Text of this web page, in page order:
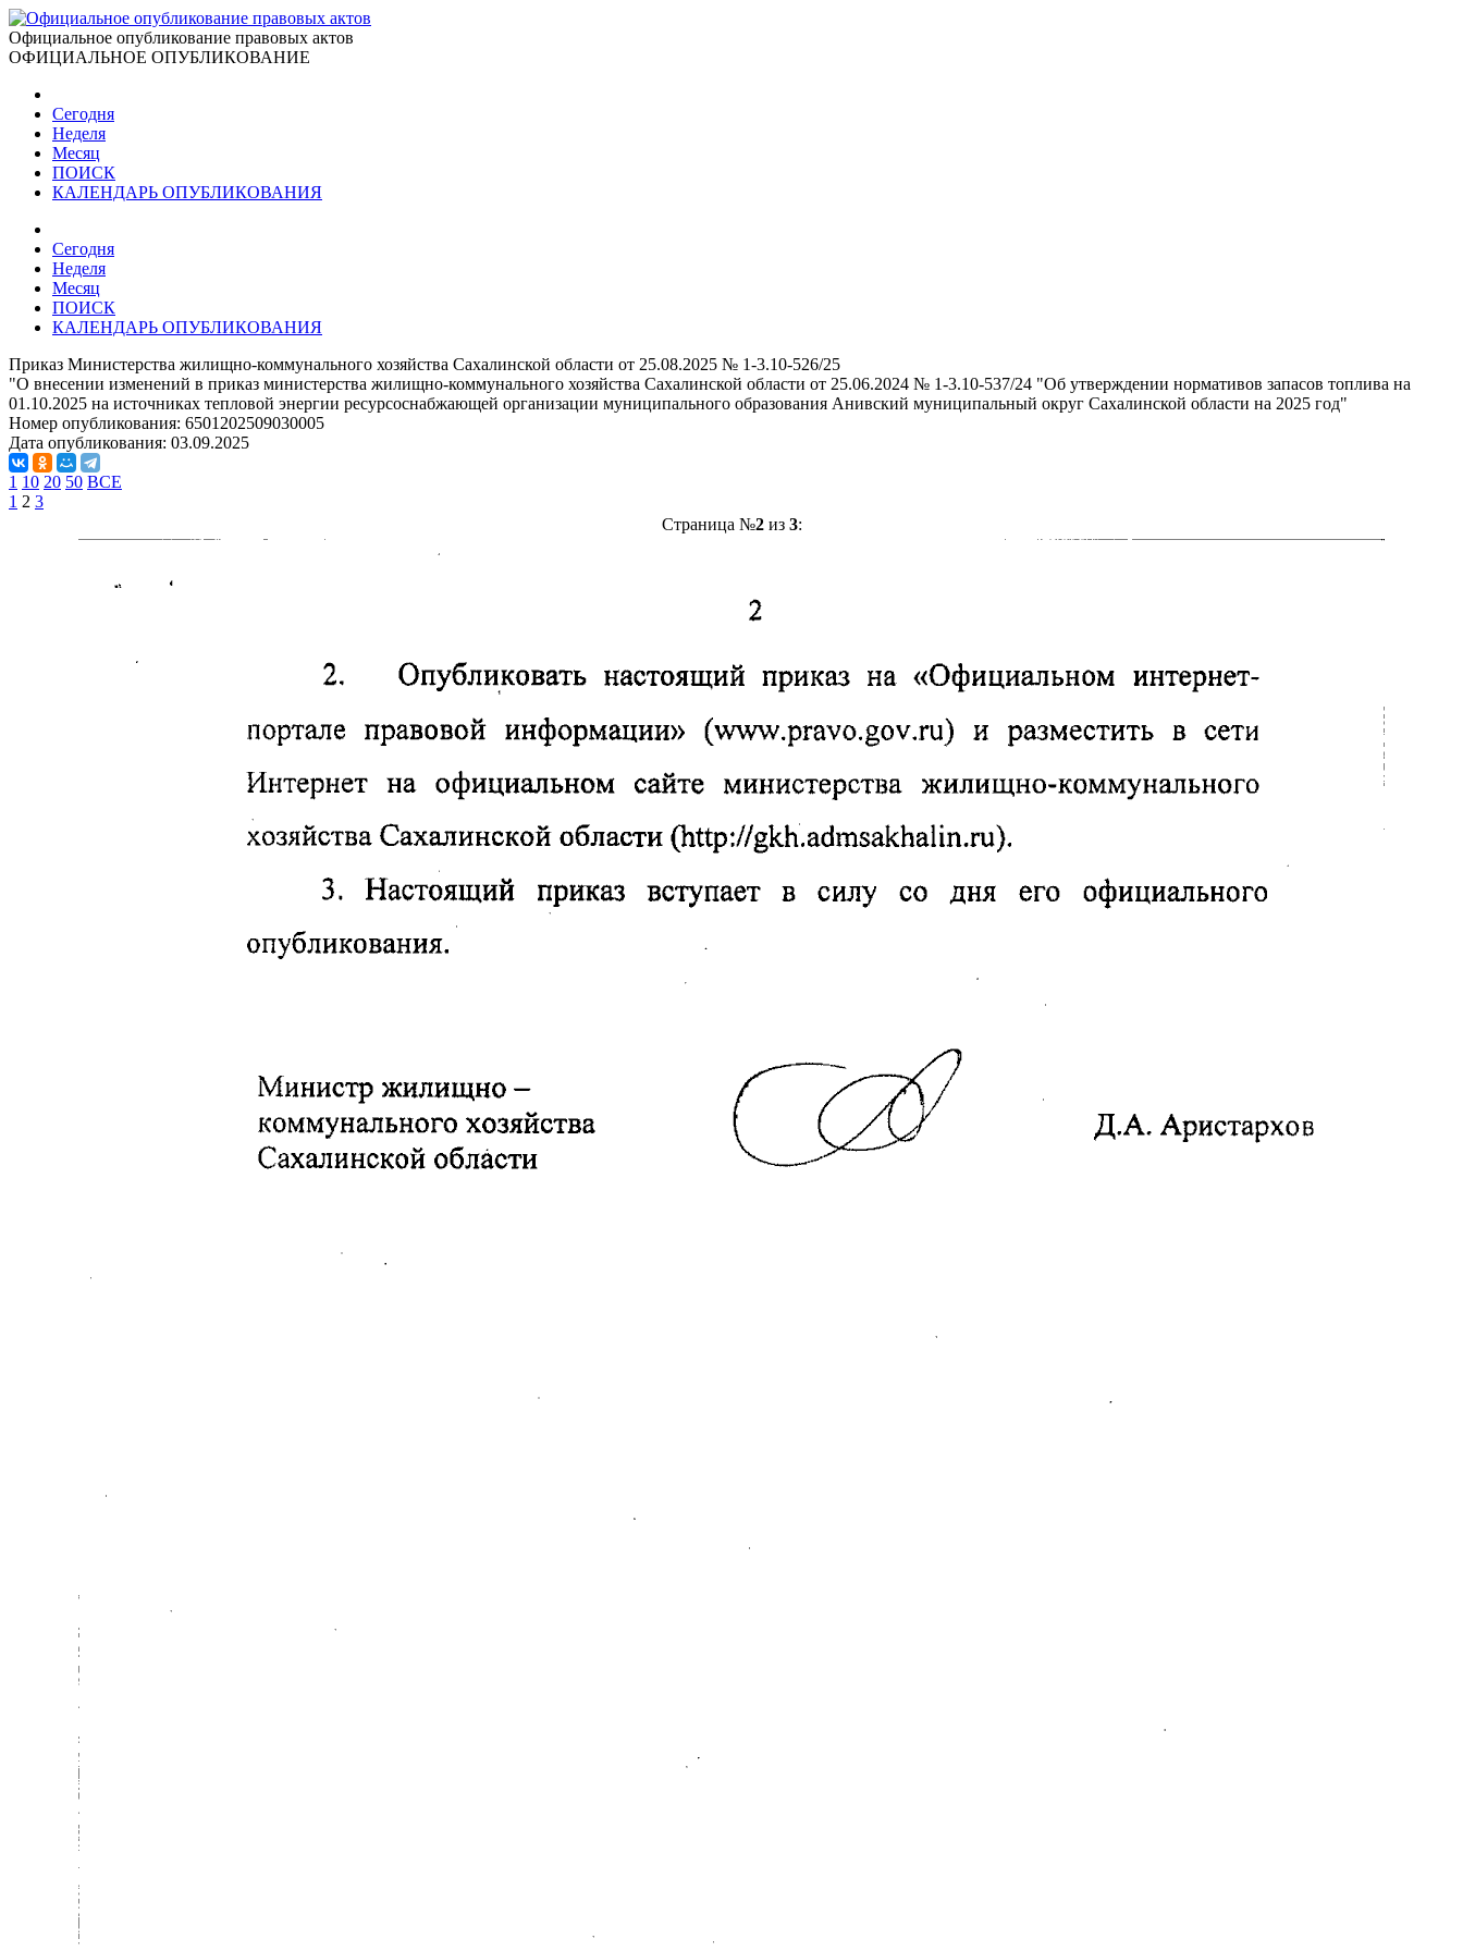
Официальное опубликование правовых актов
ОФИЦИАЛЬНОЕ ОПУБЛИКОВАНИЕ
Сегодня
Неделя
Месяц
ПОИСК
КАЛЕНДАРЬ ОПУБЛИКОВАНИЯ
Сегодня
Неделя
Месяц
ПОИСК
КАЛЕНДАРЬ ОПУБЛИКОВАНИЯ
Приказ Министерства жилищно-коммунального хозяйства Сахалинской области от 25.08.2025 № 1-3.10-526/25
"О внесении изменений в приказ министерства жилищно-коммунального хозяйства Сахалинской области от 25.06.2024 № 1-3.10-537/24 "Об утверждении нормативов запасов топлива на
01.10.2025 на источниках тепловой энергии ресурсоснабжающей организации муниципального образования Анивский муниципальный округ Сахалинской области на 2025 год"
Номер опубликования: 6501202509030005
Дата опубликования: 03.09.2025
1 10 20 50 ВСЕ
1 2 3
Страница №2из 3: